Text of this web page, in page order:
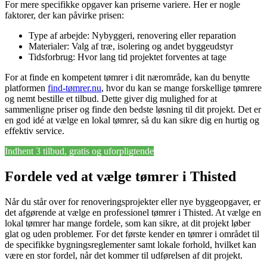
For mere specifikke opgaver kan priserne variere. Her er nogle
faktorer, der kan påvirke prisen:
Type af arbejde: Nybyggeri, renovering eller reparation
Materialer: Valg af træ, isolering og andet byggeudstyr
Tidsforbrug: Hvor lang tid projektet forventes at tage
For at finde en kompetent tømrer i dit nærområde, kan du benytte
platformen find-tømrer.nu, hvor du kan se mange forskellige tømrere
og nemt bestille et tilbud. Dette giver dig mulighed for at
sammenligne priser og finde den bedste løsning til dit projekt. Det er
en god idé at vælge en lokal tømrer, så du kan sikre dig en hurtig og
effektiv service.
Indhent 3 tilbud, gratis og uforpligtende
Fordele ved at vælge tømrer i Thisted
Når du står over for renoveringsprojekter eller nye byggeopgaver, er
det afgørende at vælge en professionel tømrer i Thisted. At vælge en
lokal tømrer har mange fordele, som kan sikre, at dit projekt løber
glat og uden problemer. For det første kender en tømrer i området til
de specifikke bygningsreglementer samt lokale forhold, hvilket kan
være en stor fordel, når det kommer til udførelsen af dit projekt.